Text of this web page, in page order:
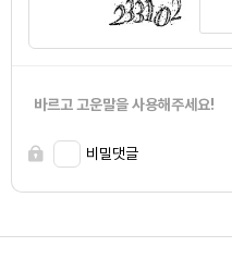
바르고 고운말을 사용해주세요!
비밀댓글